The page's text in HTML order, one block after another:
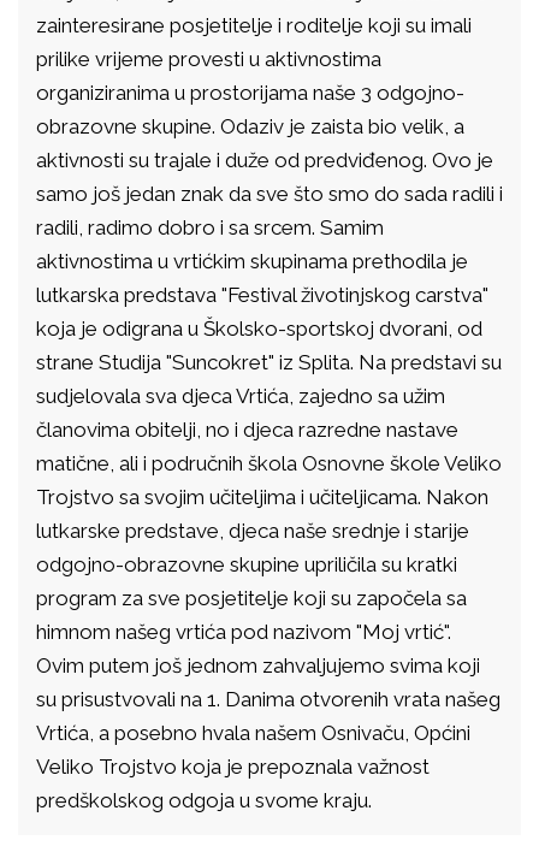
zainteresirane posjetitelje i roditelje koji su imali
prilike vrijeme provesti u aktivnostima
organiziranima u prostorijama naše 3 odgojno-
obrazovne skupine. Odaziv je zaista bio velik, a
aktivnosti su trajale i duže od predviđenog. Ovo je
samo još jedan znak da sve što smo do sada radili i
radili, radimo dobro i sa srcem. Samim
aktivnostima u vrtićkim skupinama prethodila je
lutkarska predstava "Festival životinjskog carstva"
koja je odigrana u Školsko-sportskoj dvorani, od
strane Studija "Suncokret" iz Splita. Na predstavi su
sudjelovala sva djeca Vrtića, zajedno sa užim
članovima obitelji, no i djeca razredne nastave
matične, ali i područnih škola Osnovne škole Veliko
Trojstvo sa svojim učiteljima i učiteljicama. Nakon
lutkarske predstave, djeca naše srednje i starije
odgojno-obrazovne skupine upriličila su kratki
program za sve posjetitelje koji su započela sa
himnom našeg vrtića pod nazivom "Moj vrtić".
Ovim putem još jednom zahvaljujemo svima koji
su prisustvovali na 1. Danima otvorenih vrata našeg
Vrtića, a posebno hvala našem Osnivaču, Općini
Veliko Trojstvo koja je prepoznala važnost
predškolskog odgoja u svome kraju.